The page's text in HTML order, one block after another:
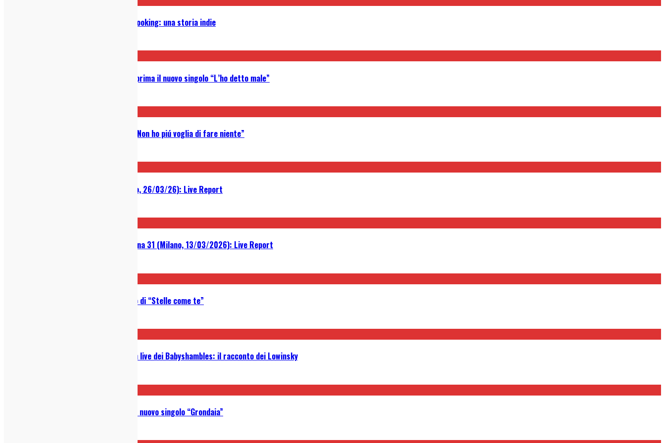
Waddafuzz Records e Moquette Booking: una storia indie
Alberto Moscone: ascolta in anteprima il nuovo singolo “L’ho detto male”
Narcadian: ascolta in anteprima “Non ho piú voglia di fare niente”
Marlene Kuntz @ Alcatraz (Milano, 26/03/26): Live Report
Laila Al Habash @ Santeria Toscana 31 (Milano, 13/03/2026): Live Report
Zvrzi: guarda in anteprima il video di “Stelle come te”
Da Bergamo a Leeds per aprire un live dei Babyshambles: il racconto dei Lowinsky
Dinosauro: ascolta in anteprima il nuovo singolo “Grondaia”